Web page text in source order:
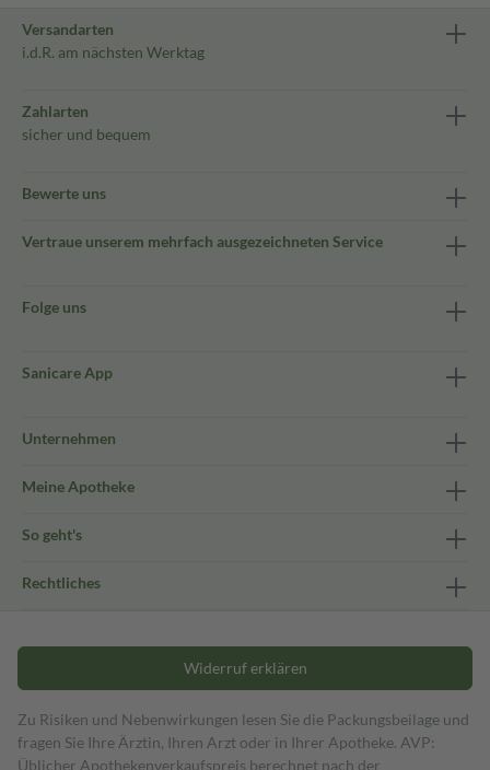
Versandarten
i.d.R. am nächsten Werktag
Zahlarten
sicher und bequem
Bewerte uns
Vertraue unserem mehrfach ausgezeichneten Service
Folge uns
Sanicare App
Unternehmen
Meine Apotheke
So geht's
Rechtliches
Widerruf erklären
Zu Risiken und Nebenwirkungen lesen Sie die Packungsbeilage und
fragen Sie Ihre Ärztin, Ihren Arzt oder in Ihrer Apotheke. AVP:
Üblicher Apothekenverkaufspreis berechnet nach der